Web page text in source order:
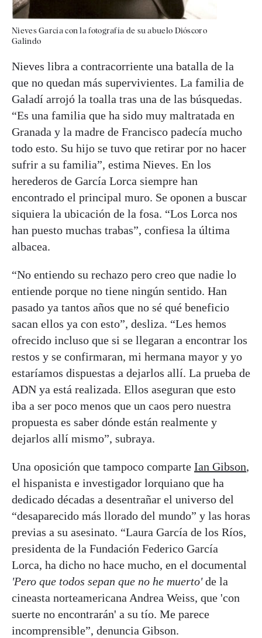
Nieves García con la fotografía de su abuelo Dióscoro
Galindo
Nieves libra a contracorriente una batalla de la
que no quedan más supervivientes. La familia de
Galadí arrojó la toalla tras una de las búsquedas.
“Es una familia que ha sido muy maltratada en
Granada y la madre de Francisco padecía mucho
todo esto. Su hijo se tuvo que retirar por no hacer
sufrir a su familia”, estima Nieves. En los
herederos de García Lorca siempre han
encontrado el principal muro. Se oponen a buscar
siquiera la ubicación de la fosa. “Los Lorca nos
han puesto muchas trabas”, confiesa la última
albacea.
“No entiendo su rechazo pero creo que nadie lo
entiende porque no tiene ningún sentido. Han
pasado ya tantos años que no sé qué beneficio
sacan ellos ya con esto”, desliza. “Les hemos
ofrecido incluso que si se llegaran a encontrar los
restos y se confirmaran, mi hermana mayor y yo
estaríamos dispuestas a dejarlos allí. La prueba de
ADN ya está realizada. Ellos aseguran que esto
iba a ser poco menos que un caos pero nuestra
propuesta es saber dónde están realmente y
dejarlos allí mismo”, subraya.
Una oposición que tampoco comparte Ian Gibson,
el hispanista e investigador lorquiano que ha
dedicado décadas a desentrañar el universo del
“desaparecido más llorado del mundo” y las horas
previas a su asesinato. “Laura García de los Ríos,
presidenta de la Fundación Federico García
Lorca, ha dicho no hace mucho, en el documental
'Pero que todos sepan que no he muerto'de la
cineasta norteamericana Andrea Weiss, que 'con
suerte no encontrarán' a su tío. Me parece
incomprensible”, denuncia Gibson.